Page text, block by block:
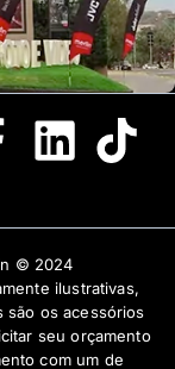
© 2024
ilustrativas,
são os acessórios
seu orçamento
com um de